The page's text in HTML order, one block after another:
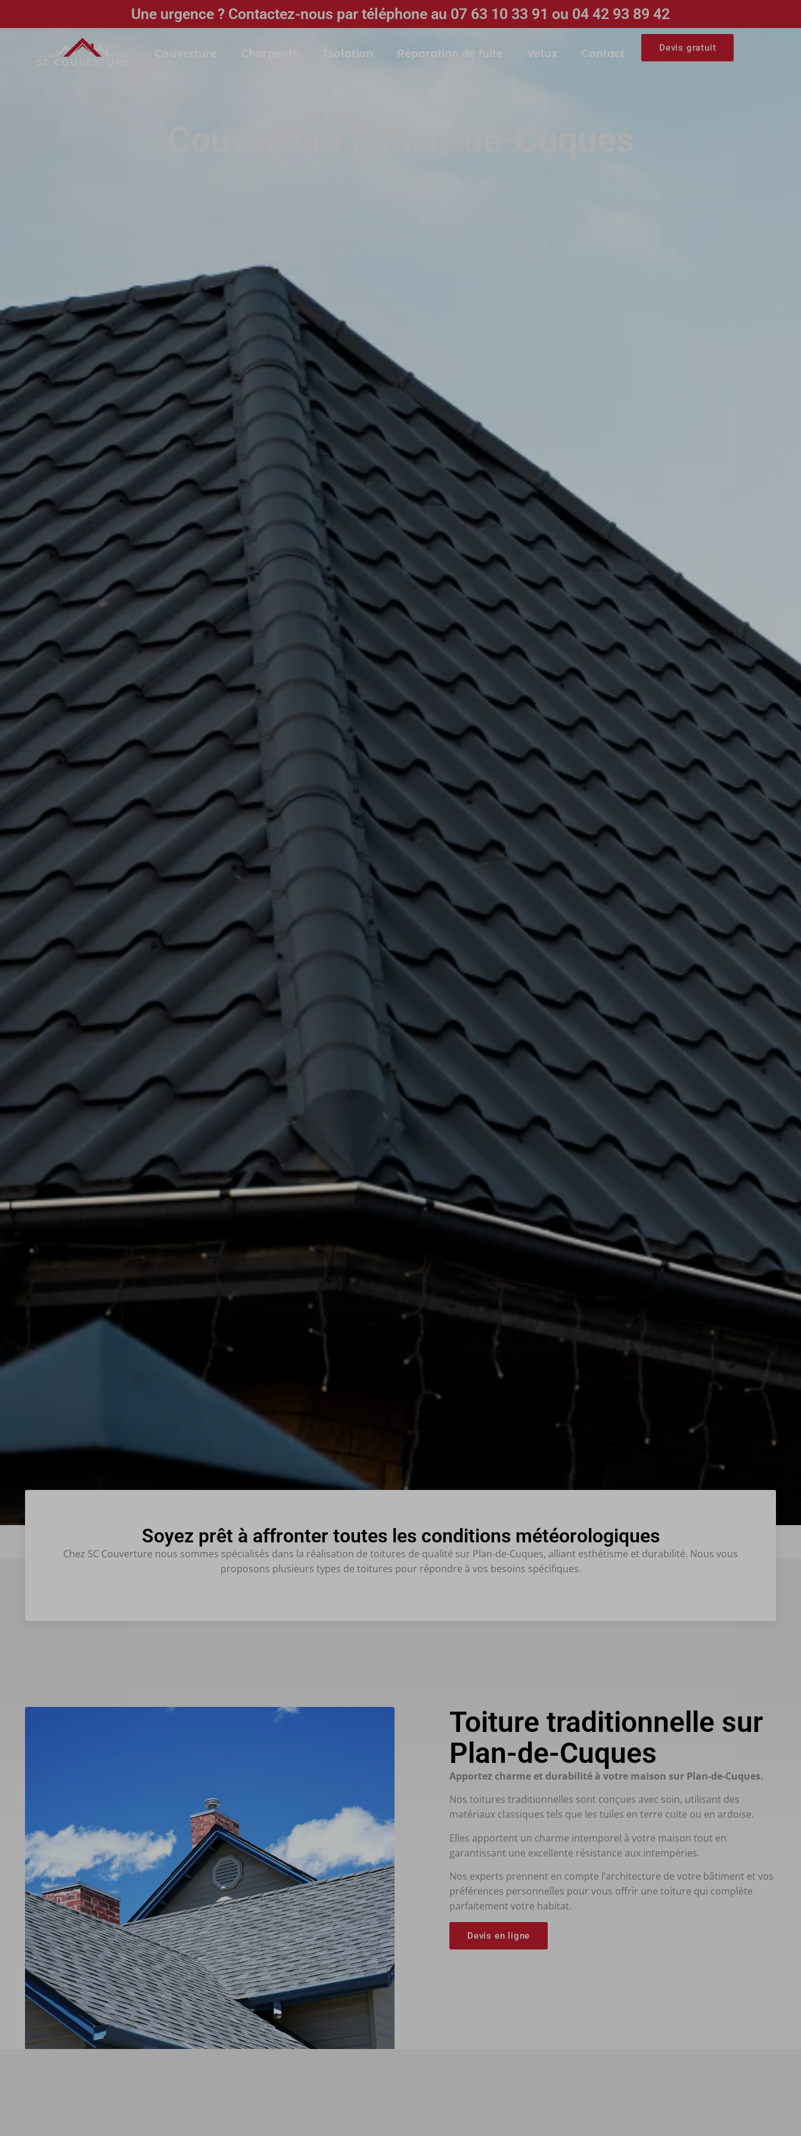
Une urgence ? Contactez-nous par téléphone au 07 63 10 33 91 ou 04 42 93 89 42
Couverture Isolation Réparation de fuite Velux Contact Devis gratuit
Soyez prêt à affronter toutes les conditions météorologiques
Chez SC Couverture nous sommes spécialisés dans la réalisation de toitures de qualité sur Plan-de-Cuques, alliant esthétisme et durabilité. Nous vous
proposons plusieurs types de toitures pour répondre à vos besoins spécifiques.
Toiture traditionnelle sur
Plan-de-Cuques
Apportez charme et durabilité à votre maison sur Plan-de-Cuques.
Nos toitures traditionnelles sont conçues avec soin, utilisant des
matériaux classiques tels que les tuiles en terre cuite ou en ardoise.
Elles apportent un charme intemporel à votre maison tout en
garantissant une excellente résistance aux intempéries.
Nos experts prennent en compte l’architecture de votre bâtiment et vos
préférences personnelles pour vous offrir une toiture qui complète
parfaitement votre habitat.
Devis en ligne